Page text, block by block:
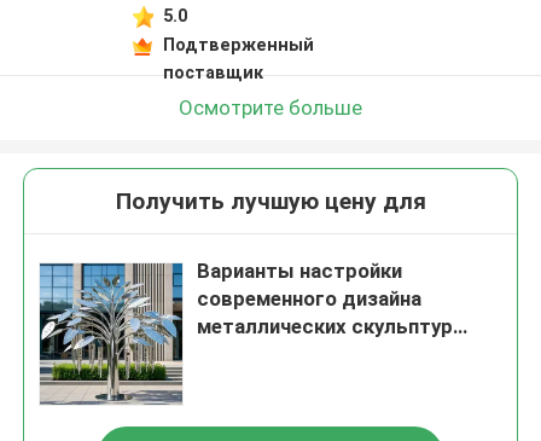
5.0
Подтверженный
поставщик
Осмотрите больше
Получить лучшую цену для
Варианты настройки
современного дизайна
металлических скульптур